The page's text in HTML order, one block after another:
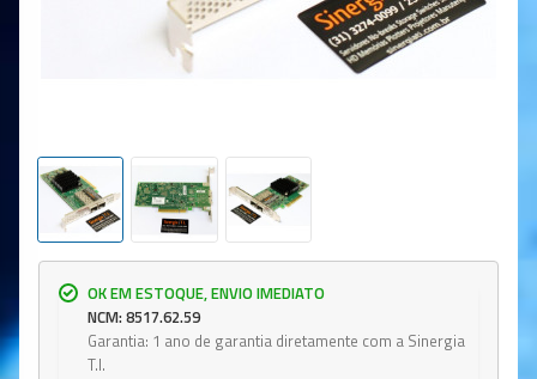
OK EM ESTOQUE, ENVIO IMEDIATO
NCM: 8517.62.59
Garantia: 1 ano de garantia diretamente com a Sinergia
T.I.